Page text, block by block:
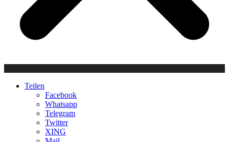
Teilen
Facebook
Whatsapp
Telegram
Twitter
XING